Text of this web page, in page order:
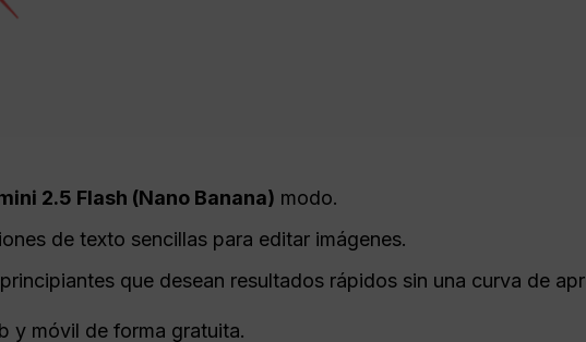
2.5 Flash (Nano Banana) modo.
de texto sencillas para editar imágenes.
que desean resultados rápidos sin una curva de
y móvil de forma gratuita.